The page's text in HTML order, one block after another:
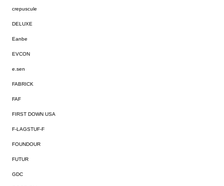
crepuscule
DELUXE
Eanbe
EVCON
e.sen
FABRICK
FAF
FIRST DOWN USA
F-LAGSTUF-F
FOUNDOUR
FUTUR
GDC